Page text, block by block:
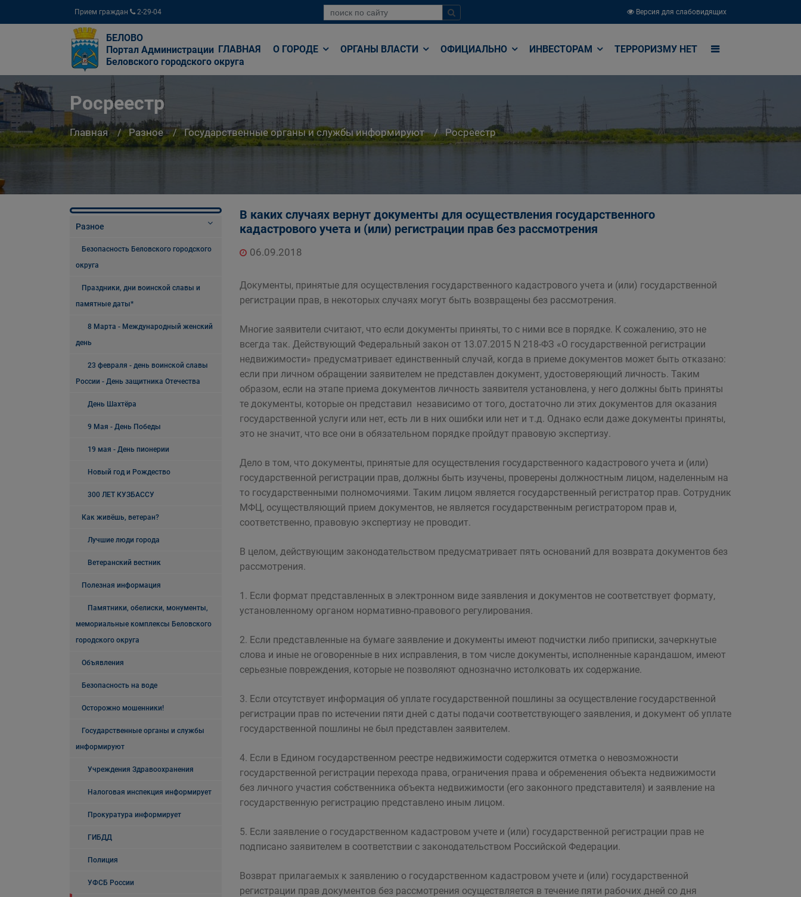
Прием граждан 2-29-04 Версия для слабовидящих
БЕЛОВО
Портал Администрации
Беловского городского округа
ГЛАВНАЯ О ГОРОДЕ ОРГАНЫ ВЛАСТИ ОФИЦИАЛЬНО ИНВЕСТОРАМ ТЕРРОРИЗМУ НЕТ
Росреестр
Главная Разное Государственные органы и службы информируют Росреестр
Разное
Безопасность Беловского городского
округа
Праздники, дни воинской славы и
памятные даты*
8 Марта - Международный женский
день
23 февраля - день воинской славы
России - День защитника Отечества
День Шахтёра
9 Мая - День Победы
19 мая - День пионерии
Новый год и Рождество
300 ЛЕТ КУЗБАССУ
Как живёшь, ветеран?
Лучшие люди города
Ветеранский вестник
Полезная информация
Памятники, обелиски, монументы,
мемориальные комплексы Беловского
городского округа
Объявления
Безопасность на воде
Осторожно мошенники!
Государственные органы и службы
информируют
Учреждения Здравоохранения
Налоговая инспекция информирует
Прокуратура информирует
ГИБДД
Полиция
УФСБ России
В каких случаях вернут документы для осуществления государственного
кадастрового учета и (или) регистрации прав без рассмотрения
06.09.2018
Документы, принятые для осуществления государственного кадастрового учета и (или) государственной
регистрации прав, в некоторых случаях могут быть возвращены без рассмотрения.
Многие заявители считают, что если документы приняты, то с ними все в порядке. К сожалению, это не
всегда так. Действующий Федеральный закон от 13.07.2015 N 218-ФЗ «О государственной регистрации
недвижимости» предусматривает единственный случай, когда в приеме документов может быть отказано:
если при личном обращении заявителем не представлен документ, удостоверяющий личность. Таким
образом, если на этапе приема документов личность заявителя установлена, у него должны быть приняты
те документы, которые он представил независимо от того, достаточно ли этих документов для оказания
государственной услуги или нет, есть ли в них ошибки или нет и т.д. Однако если даже документы приняты,
это не значит, что все они в обязательном порядке пройдут правовую экспертизу.
Дело в том, что документы, принятые для осуществления государственного кадастрового учета и (или)
государственной регистрации прав, должны быть изучены, проверены должностным лицом, наделенным на
то государственными полномочиями. Таким лицом является государственный регистратор прав. Сотрудник
МФЦ, осуществляющий прием документов, не является государственным регистратором прав и,
соответственно, правовую экспертизу не проводит.
В целом, действующим законодательством предусматривает пять оснований для возврата документов без
рассмотрения.
1. Если формат представленных в электронном виде заявления и документов не соответствует формату,
установленному органом нормативно-правового регулирования.
2. Если представленные на бумаге заявление и документы имеют подчистки либо приписки, зачеркнутые
слова и иные не оговоренные в них исправления, в том числе документы, исполненные карандашом, имеют
серьезные повреждения, которые не позволяют однозначно истолковать их содержание.
3. Если отсутствует информация об уплате государственной пошлины за осуществление государственной
регистрации прав по истечении пяти дней с даты подачи соответствующего заявления, и документ об уплате
государственной пошлины не был представлен заявителем.
4. Если в Едином государственном реестре недвижимости содержится отметка о невозможности
государственной регистрации перехода права, ограничения права и обременения объекта недвижимости
без личного участия собственника объекта недвижимости (его законного представителя) и заявление на
государственную регистрацию представлено иным лицом.
5. Если заявление о государственном кадастровом учете и (или) государственной регистрации прав не
подписано заявителем в соответствии с законодательством Российской Федерации.
Возврат прилагаемых к заявлению о государственном кадастровом учете и (или) государственной
регистрации прав документов без рассмотрения осуществляется в течение пяти рабочих дней со дня